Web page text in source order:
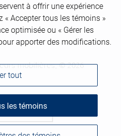
mobilières, © 2026
la page
à offrir une expérience
« Accepter tous les témoins »
optimisée ou « Gérer les
apporter des modifications.
tout
les témoins